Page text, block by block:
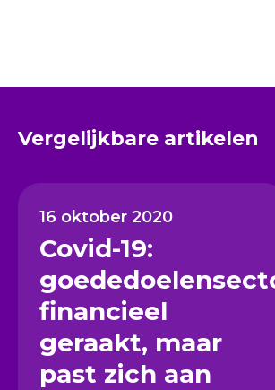
Vergelijkbare artikelen
16 oktober 2020
Covid-19:
financieel
geraakt, maar
past zich aan